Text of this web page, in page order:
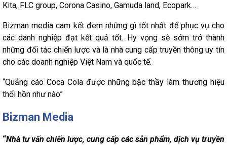
Kita, FLC group, Corona Casino, Gamuda land, Ecopark…
Bizman media cam kết đem những gì tốt nhất để phục vụ cho
các danh nghiệp đạt kết quả tốt. Hy vọng sẽ sớm trở thành
những đối tác chiến lược và là nhà cung cấp truyền thông uy tín
cho các doanh nghiệp Việt Nam và quốc tế.
“Quảng cáo Coca Cola được những bậc thầy làm thương hiệu
thổi hồn như nào”
Bizman Media
“Nhà tư vấn chiến lược, cung cấp các sản phẩm, dịch vụ truyền